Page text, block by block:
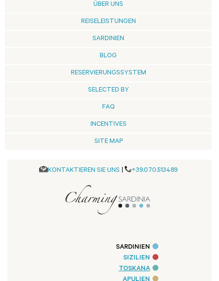
ÜBER UNS
REISELEISTUNGEN
SARDINIEN
BLOG
RESERVIERUNGSSYSTEM
SELECTED BY
FAQ
INCENTIVES
SITE MAP
KONTAKTIEREN SIE UNS +39.070.513489
SARDINIEN
SIZILIEN
TOSKANA